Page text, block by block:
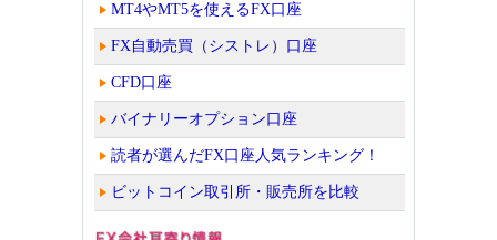
MT4やMT5を使えるFX口座
FX自動売買（シストレ）口座
CFD口座
バイナリーオプション口座
読者が選んだFX口座人気ランキング！
ビットコイン取引所・販売所を比較